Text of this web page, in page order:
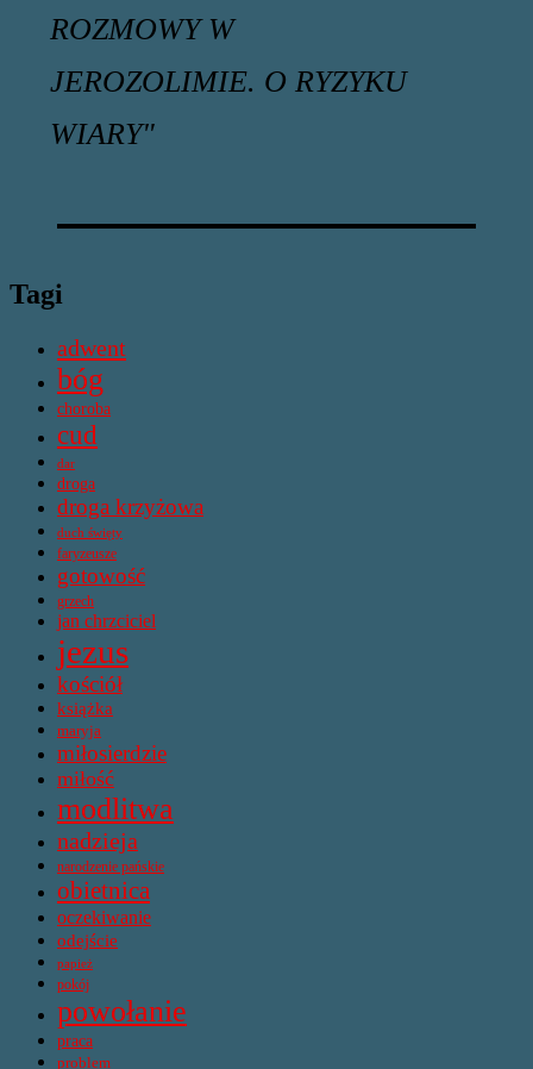
ROZMOWY W
JEROZOLIMIE. O RYZYKU
WIARY"
Tagi
adwent
bóg
choroba
cud
dar
droga
droga krzyżowa
duch święty
faryzeusze
gotowość
grzech
jan chrzciciel
jezus
kościół
książka
maryja
miłosierdzie
miłość
modlitwa
nadzieja
narodzenie pańskie
obietnica
oczekiwanie
odejście
papież
pokój
powołanie
praca
problem